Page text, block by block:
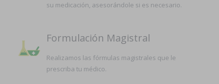
su medicación, asesorándole si es necesario.
Formulación Magistral
Realizamos las fórmulas magistrales que le
prescriba tu médico.